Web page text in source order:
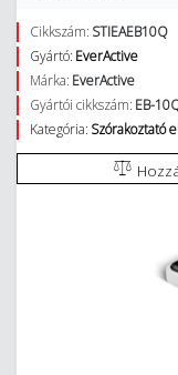
Cikkszám: STIEAEB10Q
Gyártó: EverActive
Márka: EverActive
Gyártói cikkszám: EB-
Kategória: Szórakoztató